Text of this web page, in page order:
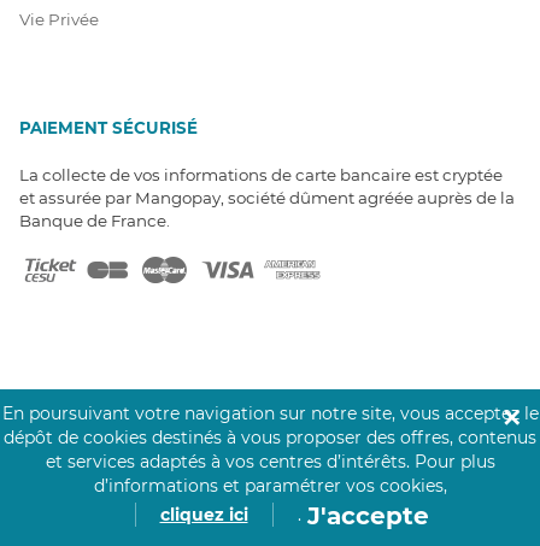
Vie Privée
PAIEMENT SÉCURISÉ
La collecte de vos informations de carte bancaire est cryptée
et assurée par Mangopay, société dûment agréée auprès de la
Banque de France.
Click&Care est soutenu par les Groupes
Caisse des Dépôts et MAIF.
En poursuivant votre navigation sur notre site, vous acceptez le
dépôt de cookies destinés à vous proposer des offres, contenus
et services adaptés à vos centres d’intérêts. Pour plus
d’informations et paramétrer vos cookies,
cliquez ici
. J'accepte
✕